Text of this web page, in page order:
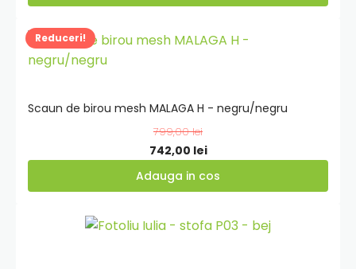
Reduceri!
Scaun de birou mesh MALAGA H - negru/negru
799,00lei
Prețul
inițial
a
799,00 lei.
742,00 leiPrețul
curent
este:
Adauga in cos
Adauga
Adauga